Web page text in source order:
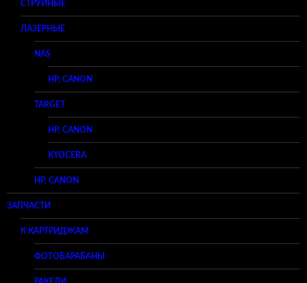
СТРУЙНЫЕ
ЛАЗЕРНЫЕ
NAS
HP, CANON
TARGET
HP, CANON
KYOCERA
HP, CANON
ЗАПЧАСТИ
К КАРТРИДЖАМ
ФОТОБАРАБАНЫ